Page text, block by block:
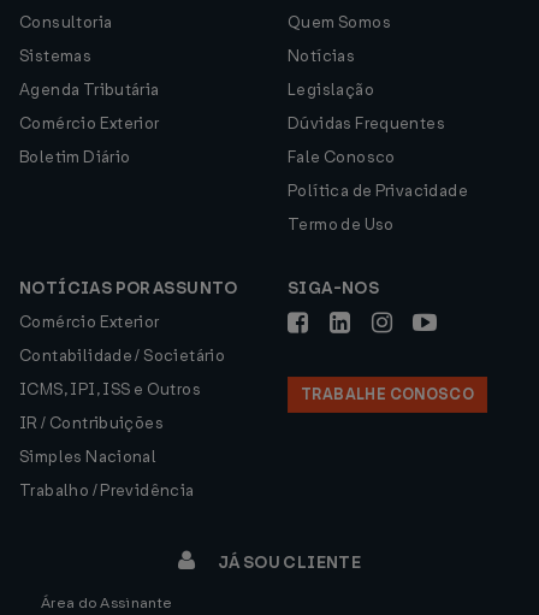
Consultoria
Sistemas
Agenda Tributária
Comércio Exterior
Boletim Diário
Quem Somos
Notícias
Legislação
Dúvidas Frequentes
Fale Conosco
Política de Privacidade
Termo de Uso
NOTÍCIAS POR ASSUNTO
Comércio Exterior
Contabilidade / Societário
ICMS, IPI, ISS e Outros
IR / Contribuições
Simples Nacional
Trabalho / Previdência
SIGA-NOS
TRABALHE CONOSCO
JÁ SOU CLIENTE
Área do Assinante